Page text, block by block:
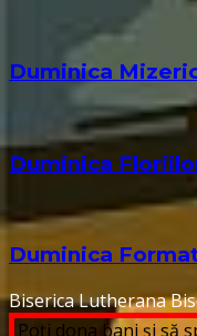
Duminica
Duminica
Duminica
Biserica Lutherana
Poți dona bani și să